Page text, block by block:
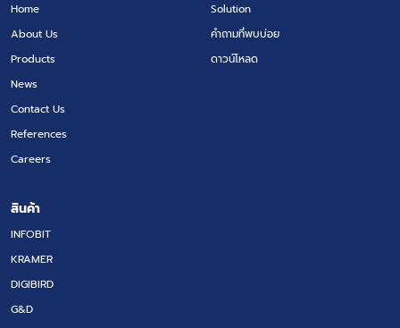
Home
About Us
Products
News
Contact Us
References
Careers
Solution
คำถามที่พบบ่อย
ดาวน์โหลด
สินค้า
INFOBIT
KRAMER
DIGIBIRD
G&D